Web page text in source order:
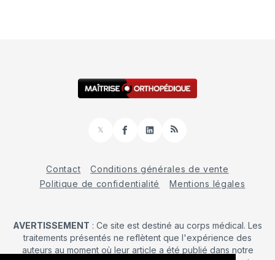
𝕏
FacebookLinkedInRSS
Contact
Conditions générales de vente
Politique de confidentialité
Mentions légales
AVERTISSEMENT : Ce site est destiné au corps médical. Les
traitements présentés ne reflètent que l'expérience des
auteurs au moment où leur article a été publié dans notre